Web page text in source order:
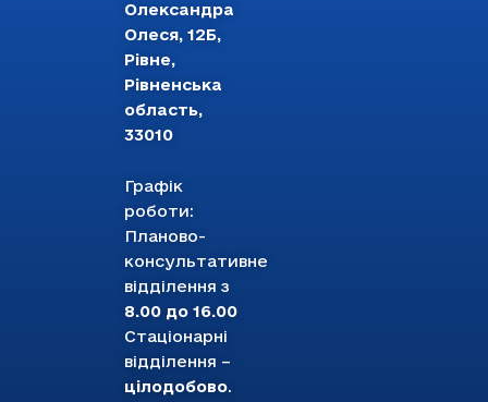
Олександра
Олеся, 12Б,
Рівне,
Рівненська
область,
33010
Графік
роботи:
Планово-
консультативне
відділення з
8.00 до 16.00
Стаціонарні
відділення –
цілодобово.